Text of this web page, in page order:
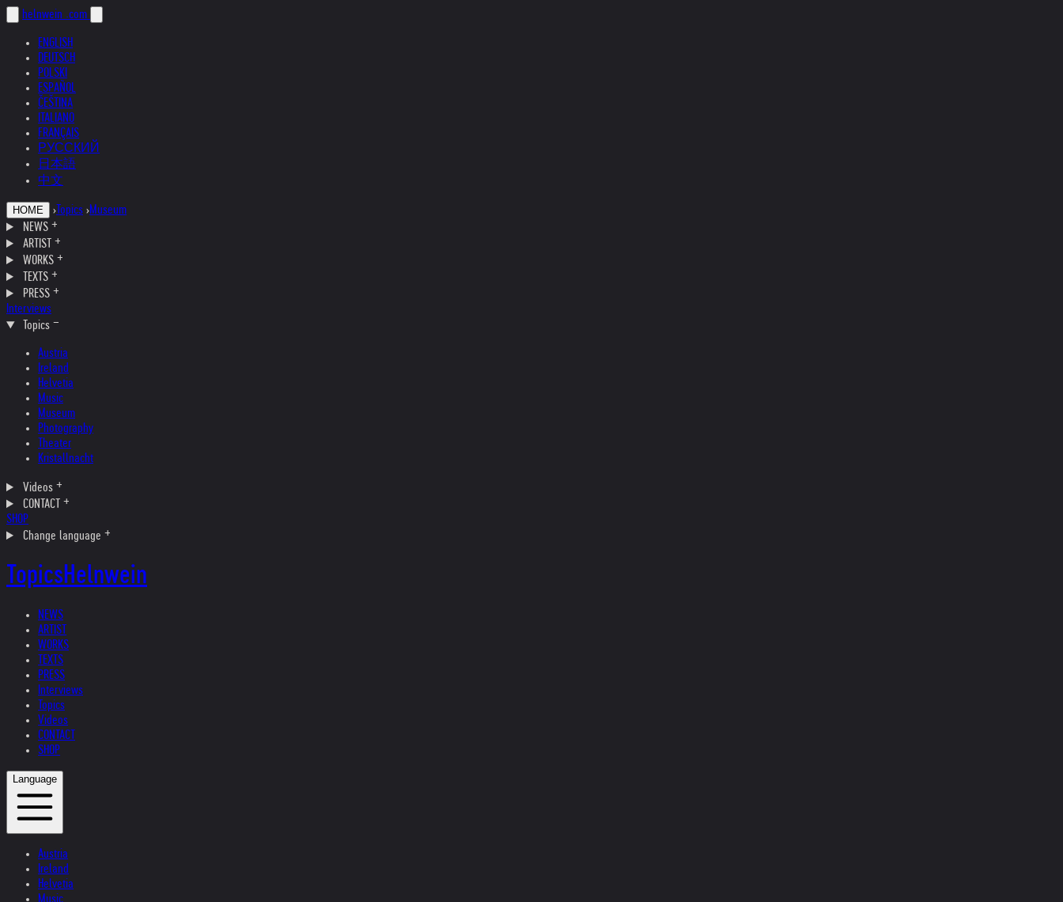
helnwein .com
ENGLISH
DEUTSCH
POLSKI
ESPAÑOL
ČEŠTINA
ITALIANO
FRANÇAIS
РУССКИЙ
日本語
中文
HOME › Topics ›Museum
NEWS
ARTIST
WORKS
TEXTS
PRESS
Interviews
Topics
Austria
Ireland
Helvetia
Music
Museum
Photography
Theater
Kristallnacht
Videos
CONTACT
SHOP
Change language
TopicsHelnwein
NEWS
ARTIST
WORKS
TEXTS
PRESS
Interviews
Topics
Videos
CONTACT
SHOP
Language
Austria
Ireland
Helvetia
Music